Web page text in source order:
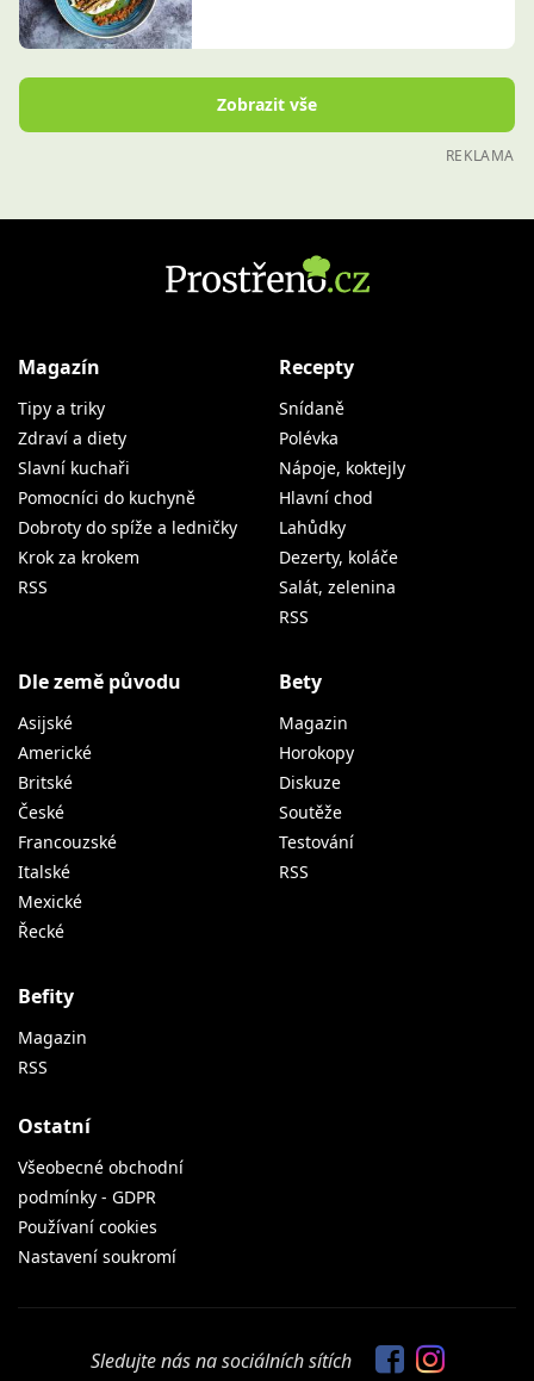
Zobrazit vše
REKLAMA
Magazín
Tipy a triky
Zdraví a diety
Slavní kuchaři
Pomocníci do kuchyně
Dobroty do spíže a ledničky
Krok za krokem
RSS
Recepty
Snídaně
Polévka
Nápoje, koktejly
Hlavní chod
Lahůdky
Dezerty, koláče
Salát, zelenina
RSS
Dle země původu
Asijské
Americké
Britské
České
Francouzské
Italské
Mexické
Řecké
Bety
Magazin
Horokopy
Diskuze
Soutěže
Testování
RSS
Befity
Magazin
RSS
Ostatní
Všeobecné obchodní
podmínky - GDPR
Používaní cookies
Nastavení soukromí
Sledujte nás na sociálních sítích